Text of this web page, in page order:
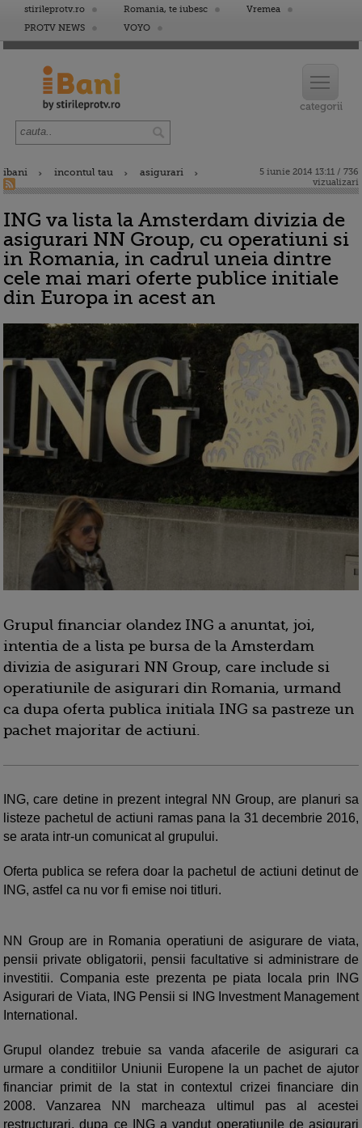
stirileprotv.ro Romania, te iubesc
Vremea
PROTV NEWS
VOYO
ibani incontul tau asigurari
5 iunie 2014 13:11 / 736
vizualizari
ING va lista la Amsterdam divizia de
asigurari NN Group, cu operatiuni si
in Romania, in cadrul uneia dintre
cele mai mari oferte publice initiale
din Europa in acest an
Grupul financiar olandez ING a anuntat, joi,
intentia de a lista pe bursa de la Amsterdam
divizia de asigurari NN Group, care include si
operatiunile de asigurari din Romania, urmand
ca dupa oferta publica initiala ING sa pastreze un
pachet majoritar de actiuni.
ING, care detine in prezent integral NN Group, are planuri sa
listeze pachetul de actiuni ramas pana la 31 decembrie 2016,
se arata intr-un comunicat al grupului.
Oferta publica se refera doar la pachetul de actiuni detinut de
ING, astfel ca nu vor fi emise noi titluri.
NN Group are in Romania operatiuni de asigurare de viata,
pensii private obligatorii, pensii facultative si administrare de
investitii. Compania este prezenta pe piata locala prin ING
Asigurari de Viata, ING Pensii si ING Investment Management
International.
Grupul olandez trebuie sa vanda afacerile de asigurari ca
urmare a conditiilor Uniunii Europene la un pachet de ajutor
financiar primit de la stat in contextul crizei financiare din
2008. Vanzarea NN marcheaza ultimul pas al acestei
restructurari, dupa ce ING a vandut operatiunile de asigurari